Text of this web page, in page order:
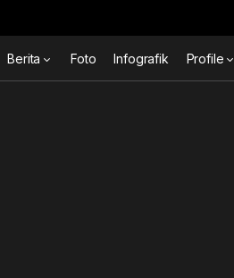
Berita Foto Infografik Profile